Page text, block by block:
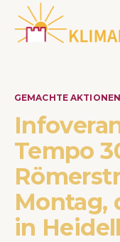
GEMACHTE AKTIONEN
Tempo
Montag,
in